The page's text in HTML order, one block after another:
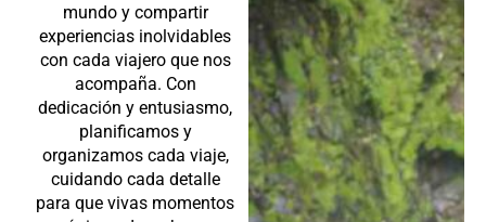
mundo y compartir
experiencias inolvidables
con cada viajero que nos
acompaña. Con
dedicación y entusiasmo,
planificamos y
organizamos cada viaje,
cuidando cada detalle
para que vivas momentos